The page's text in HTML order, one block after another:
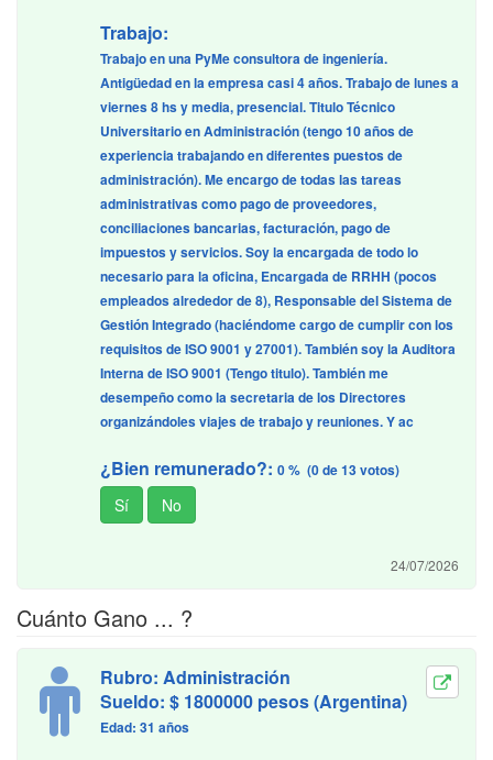
Trabajo:
Trabajo en una PyMe consultora de ingeniería.
Antigüedad en la empresa casi 4 años. Trabajo de lunes a
viernes 8 hs y media, presencial. Titulo Técnico
Universitario en Administración (tengo 10 años de
experiencia trabajando en diferentes puestos de
administración). Me encargo de todas las tareas
administrativas como pago de proveedores,
conciliaciones bancarias, facturación, pago de
impuestos y servicios. Soy la encargada de todo lo
necesario para la oficina, Encargada de RRHH (pocos
empleados alrededor de 8), Responsable del Sistema de
Gestión Integrado (haciéndome cargo de cumplir con los
requisitos de ISO 9001 y 27001). También soy la Auditora
Interna de ISO 9001 (Tengo titulo). También me
desempeño como la secretaria de los Directores
organizándoles viajes de trabajo y reuniones. Y ac
¿Bien remunerado?: 0 % (0 de 13 votos)
24/07/2026
Cuánto Gano ... ?
Rubro: Administración
Sueldo: $ 1800000 pesos (Argentina)
Edad: 31 años